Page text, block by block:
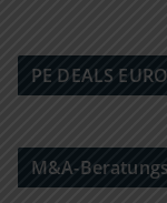
PE DEALS
M&A-